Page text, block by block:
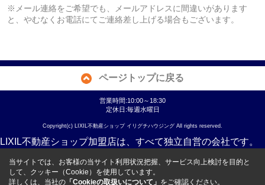
※メール連絡をご希望でも、メールアドレスに間違いがあります
と、やむなくお電話にてご連絡差し上げる場合もございます。
ページトップに戻る
営業時間:10:00～18:30
定休日:毎週水曜日
Copyright(c) LIXIL不動産ショップ イリグチハウジング All rights reserved.
LIXIL不動産ショップ加盟店は、すべて独立自営の会社です。
当サイトでは、お客様の当サイト利用状況把握、サービス向上検討を目的と
して、クッキー（Cookie）を使用しています。
詳しくは、当社の 「Cookieの取扱いについて」 をご確認ください。